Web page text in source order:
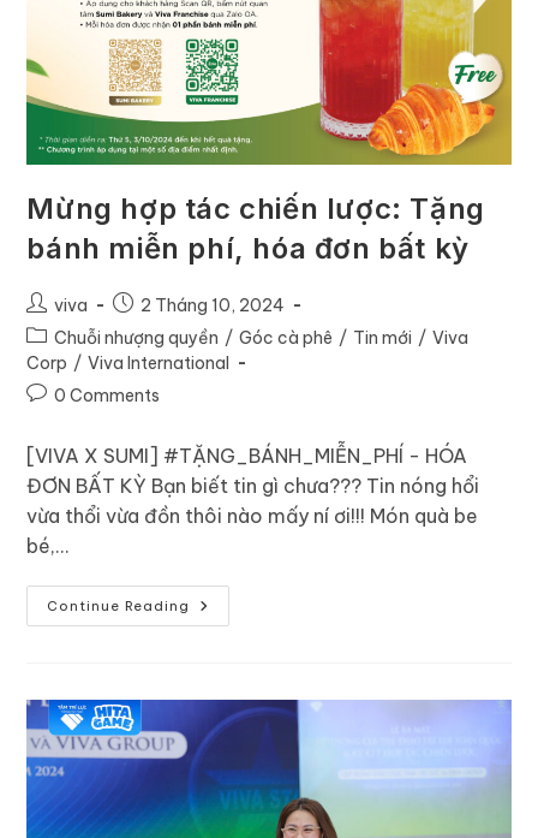
Mừng hợp tác chiến lược: Tặng
bánh miễn phí, hóa đơn bất kỳ
viva
2 Tháng 10, 2024
Chuỗi nhượng quyền / Góc cà phê / Tin mới / Viva
Corp / Viva International
0 Comments
[VIVA X SUMI] #TẶNG_BÁNH_MIỄN_PHÍ - HÓA
ĐƠN BẤT KỲ Bạn biết tin gì chưa??? Tin nóng hổi
vừa thổi vừa đồn thôi nào mấy ní ơi!!! Món quà be
bé,…
Continue Reading